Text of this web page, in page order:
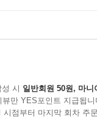
시 일반회원 50원, 마니
만 YES포인트 지급됩니
시점부터 마지막 회차 주